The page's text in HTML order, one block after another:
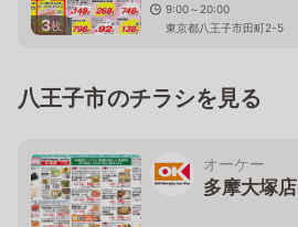
3枚
9:00～20:00
東京都八王子市田町2-5
八王子市のチラシを見る
オーケー
多摩大塚店